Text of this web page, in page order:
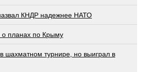
КНДР надежнее НАТО
о планах по Крыму
шахматном турнире, но выиграл в